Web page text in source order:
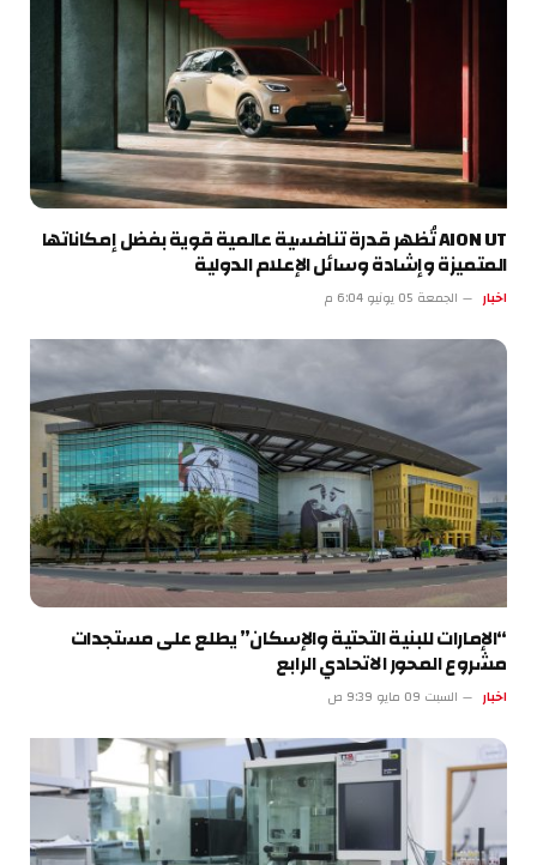
AION UT تُظهر قدرة تنافسية عالمية قوية بفضل إمكاناتها
المتميزة وإشادة وسائل الإعلام الدولية
اخبار الجمعة 05 يونيو 6:04 م
“الإمارات للبنية التحتية والإسكان” يطلع على مستجدات
مشروع المحور الاتحادي الرابع
اخبار السبت 09 مايو 9:39 ص